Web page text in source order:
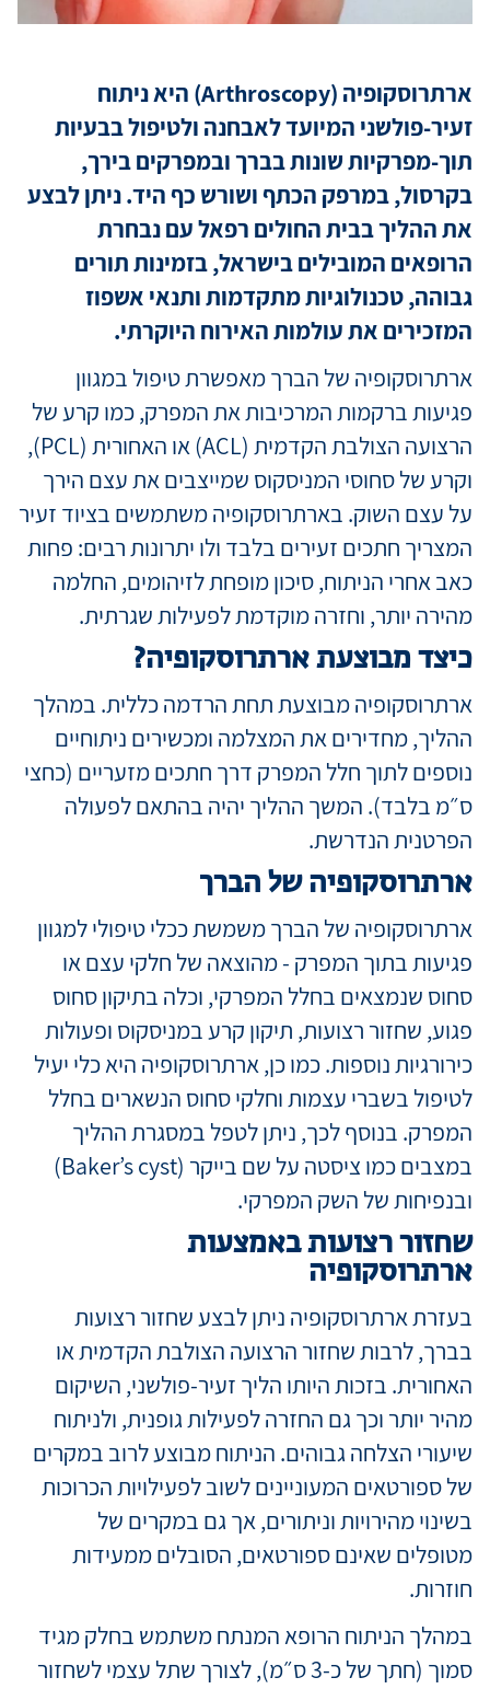
כניסת
ארתרוסקופיה (Arthroscopy) היא ניתוח
זעיר-פולשני המיועד לאבחנה ולטיפול בבעיות
תוך-מפרקיות שונות בברך ובמפרקים בירך,
בקרסול, במרפק הכתף ושורש כף היד. ניתן לבצע
את ההליך בבית החולים רפאל עם נבחרת
הרופאים המובילים בישראל, בזמינות תורים
גבוהה, טכנולוגיות מתקדמות ותנאי אשפוז
המזכירים את עולמות האירוח היוקרתי.
ארתרוסקופיה של הברך מאפשרת טיפול במגוון
פגיעות ברקמות המרכיבות את המפרק, כמו קרע של
הרצועה הצולבת הקדמית (ACL) או האחורית (PCL),
וקרע של סחוסי המניסקוס שמייצבים את עצם הירך
על עצם השוק. בארתרוסקופיה משתמשים בציוד זעיר
המצריך חתכים זעירים בלבד ולו יתרונות רבים: פחות
כאב אחרי הניתוח, סיכון מופחת לזיהומים, החלמה
מהירה יותר, וחזרה מוקדמת לפעילות שגרתית.
כיצד מבוצעת ארתרוסקופיה?
ארתרוסקופיה מבוצעת תחת הרדמה כללית. במהלך
ההליך, מחדירים את המצלמה ומכשירים ניתוחיים
נוספים לתוך חלל המפרק דרך חתכים מזעריים (כחצי
ס״מ בלבד). המשך ההליך יהיה בהתאם לפעולה
הפרטנית הנדרשת.
ארתרוסקופיה של הברך
ארתרוסקופיה של הברך משמשת ככלי טיפולי למגוון
פגיעות בתוך המפרק - מהוצאה של חלקי עצם או
סחוס שנמצאים בחלל המפרקי, וכלה בתיקון סחוס
פגוע, שחזור רצועות, תיקון קרע במניסקוס ופעולות
כירורגיות נוספות. כמו כן, ארתרוסקופיה היא כלי יעיל
לטיפול בשברי עצמות וחלקי סחוס הנשארים בחלל
המפרק. בנוסף לכך, ניתן לטפל במסגרת ההליך
במצבים כמו ציסטה על שם בייקר (Baker’s cyst)
ובנפיחות של השק המפרקי.
שחזור רצועות באמצעות
ארתרוסקופיה
בעזרת ארתרוסקופיה ניתן לבצע שחזור רצועות
בברך, לרבות שחזור הרצועה הצולבת הקדמית או
האחורית. בזכות היותו הליך זעיר-פולשני, השיקום
מהיר יותר וכך גם החזרה לפעילות גופנית, ולניתוח
שיעורי הצלחה גבוהים. הניתוח מבוצע לרוב במקרים
של ספורטאים המעוניינים לשוב לפעילויות הכרוכות
בשינוי מהירויות וניתורים, אך גם במקרים של
מטופלים שאינם ספורטאים, הסובלים ממעידות
חוזרות.
במהלך הניתוח הרופא המנתח משתמש בחלק מגיד
סמוך (חתך של כ-3 ס״מ), לצורך שתל עצמי לשחזור